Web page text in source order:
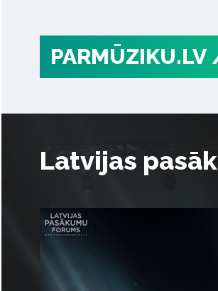
PARMŪZIKU.LV
Latvijas